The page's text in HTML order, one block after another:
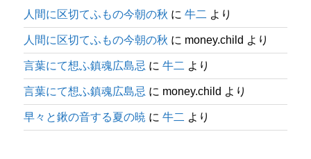
人間に区切てふもの今朝の秋 に牛二 より
人間に区切てふもの今朝の秋 に money.child より
言葉にて想ふ鎮魂広島忌 に牛二 より
言葉にて想ふ鎮魂広島忌 に money.child より
早々と鍬の音する夏の暁 に牛二 より